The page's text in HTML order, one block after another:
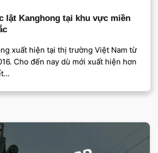
VIỆT NAM
lật Kanghong tại khu vực miền
xuất hiện tại thị trường Việt Nam từ
Cho đến nay dù mới xuất hiện hơn